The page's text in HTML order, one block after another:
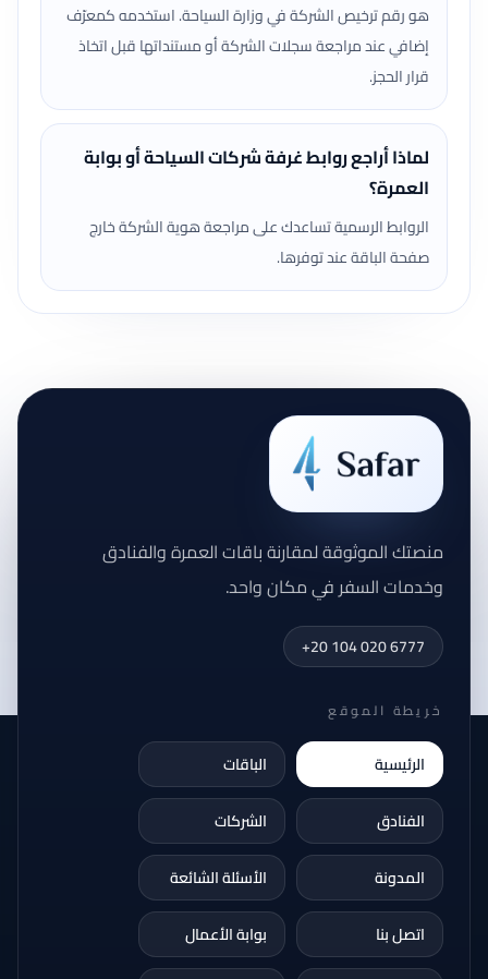
هو رقم ترخيص الشركة في وزارة السياحة. استخدمه كمعرّف
إضافي عند مراجعة سجلات الشركة أو مستنداتها قبل اتخاذ
قرار الحجز.
لماذا أراجع روابط غرفة شركات السياحة أو بوابة
العمرة؟
الروابط الرسمية تساعدك على مراجعة هوية الشركة خارج
صفحة الباقة عند توفرها.
منصتك الموثوقة لمقارنة باقات العمرة والفنادق
وخدمات السفر في مكان واحد.
+20 104 020 6777
خريطة الموقع
الرئيسية
الباقات
الفنادق
الشركات
المدونة
الأسئلة الشائعة
اتصل بنا
بوابة الأعمال